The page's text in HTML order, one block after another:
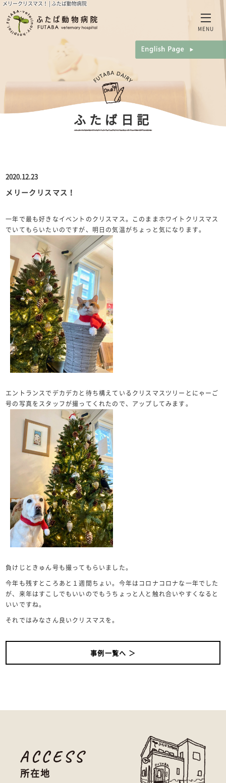
メリークリスマス！ | ふたば動物病院
ふたば日記
MENU
2020.12.23
メリークリスマス！
一年で最も好きなイベントのクリスマス。このままホワイトクリスマス
でいてもらいたいのですが、明日の気温がちょっと気になります。
エントランスでデカデカと待ち構えているクリスマスツリーとにゃーご
号の写真をスタッフが撮ってくれたので、アップしてみます。
負けじときゅん号も撮ってもらいました。
今年も残すところあと１週間ちょい。今年はコロナコロナな一年でした
が、来年はすこしでもいいのでもうちょっと人と触れ合いやすくなると
いいですね。
それではみなさん良いクリスマスを。
事例一覧へ ＞
所在地